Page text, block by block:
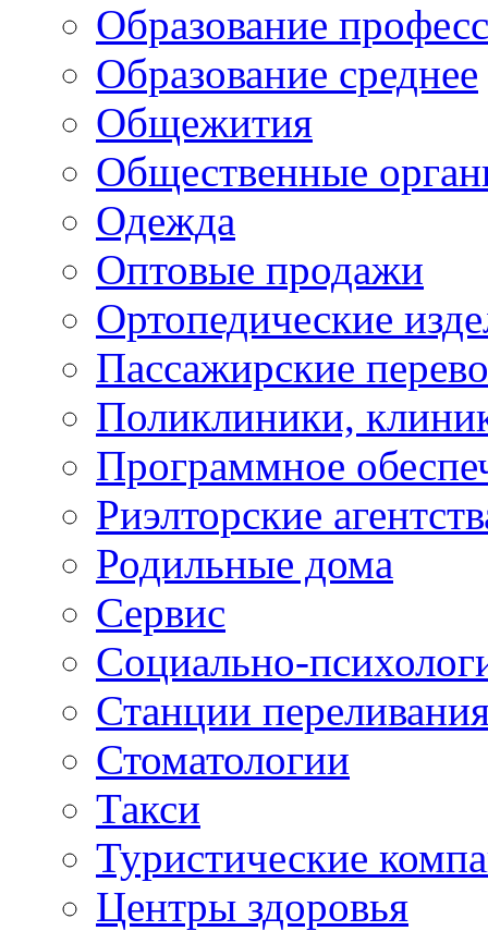
Образование
Образование среднее
Общежития
Общественные
Одежда
Оптовые продажи
Ортопедические
Пассажирские
Поликлиники,
Программное
Риэлторские
Родильные дома
Сервис
Социально-
Станции
Стоматологии
Такси
Туристические
Центры здоровья